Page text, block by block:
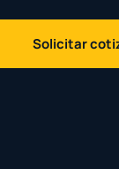
Solicitar